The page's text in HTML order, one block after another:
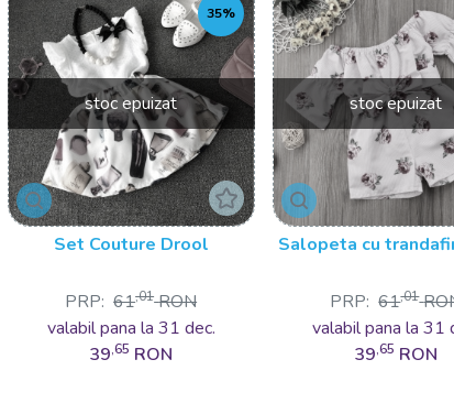
stoc epuizat
35%
Set Couture Drool
PRP: 61,01 RON
valabil pana la 31 dec.
39,65 RON
stoc epuizat
Salopeta cu
PRP: 61,01
valabil pana la 31
39,65 RON